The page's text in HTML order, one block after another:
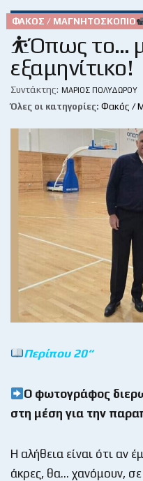
ΦΑΚΌΣ / ΜΑΓΝΗΤΟΣΚΌΠΙΟ
⛹️Όπως το…
εξαμηνίτικο!
Συντάκτης: ΜΆΡΙΟΣ ΠΟΛΥΔΏΡΟΥ
Όλες οι κατηγορίες: Φακός /
Περίπου 20“
Ο φωτογράφος
στη μέση για την
Η αλήθεια είναι ότι αν
άκρες, θα… χανόμουν,